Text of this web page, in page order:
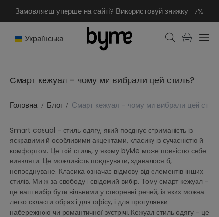
Замовляєш уперше на сайті? Використовуй знижку -7%
Українська
Смарт кежуал - чому ми вибрали цей стиль?
Головна Блог Смарт кежуал - чому ми вибрали цей
Smart casual - стиль одягу, який поєднує стриманість із
яскравими й особливими акцентами, класику із сучасністю й
комфортом. Це той стиль, у якому byMe може повністю себе
виявляти. Це можливість поєднувати, здавалося б,
непоєднуване. Класика означає відмову від елементів інших
стилів. Ми ж за свободу і свідомий вибір. Тому смарт кежуал -
це наш вибір бути вільними у створенні речей, із яких можна
легко скласти образ і для офісу, і для прогулянки
набережною чи романтичної зустрічі. Кежуал стиль одягу - це